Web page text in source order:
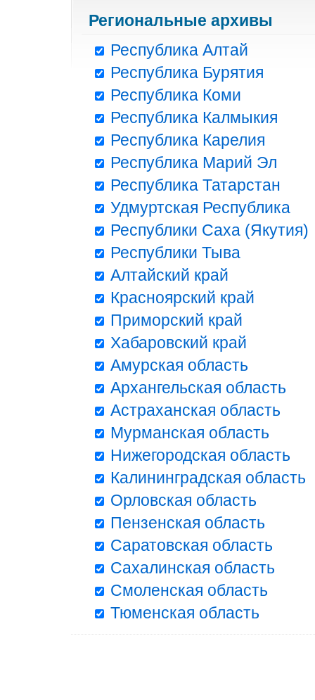
Региональные архивы
Республика Алтай
Республика Бурятия
Республика Коми
Республика Калмыкия
Республика Карелия
Республика Марий Эл
Республика Татарстан
Удмуртская Республика
Республики Саха (Якутия)
Республики Тыва
Алтайский край
Красноярский край
Приморский край
Хабаровский край
Амурская область
Архангельская область
Астраханская область
Мурманская область
Нижегородская область
Калининградская область
Орловская область
Пензенская область
Саратовская область
Сахалинская область
Смоленская область
Тюменская область